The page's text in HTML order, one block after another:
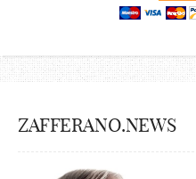
ZAFFERANO.NEWS